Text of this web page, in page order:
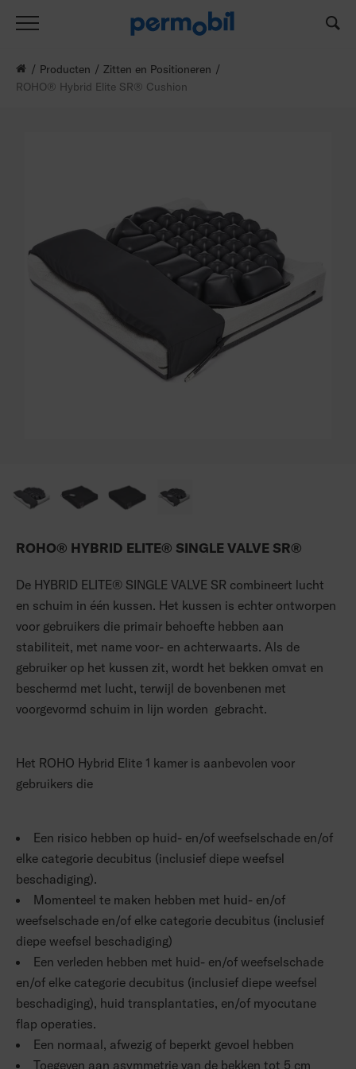
Producten
Zitten en Positioneren
ROHO® Hybrid Elite SR® Cushion
ROHO® HYBRID ELITE® SINGLE VALVE SR®
De HYBRID ELITE® SINGLE VALVE SR combineert lucht
en schuim in één kussen. Het kussen is echter ontworpen
voor gebruikers die primair behoefte hebben aan
stabiliteit, met name voor- en achterwaarts. Als de
gebruiker op het kussen zit, wordt het bekken omvat en
beschermd met lucht, terwijl de bovenbenen met
voorgevormd schuim in lijn worden gebracht.
Het ROHO Hybrid Elite 1 kamer is aanbevolen voor
gebruikers die
Een risico hebben op huid- en/of weefselschade en/of
elke categorie decubitus (inclusief diepe weefsel
beschadiging).
Momenteel te maken hebben met huid- en/of
weefselschade en/of elke categorie decubitus (inclusief
diepe weefsel beschadiging)
Een verleden hebben met huid- en/of weefselschade
en/of elke categorie decubitus (inclusief diepe weefsel
beschadiging), huid transplantaties, en/of myocutane
flap operaties.
Een normaal, afwezig of beperkt gevoel hebben
Toegeven aan asymmetrie van de bekken tot 5 cm